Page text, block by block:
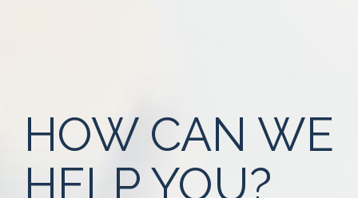
HOW CAN WE
HELP YOU?